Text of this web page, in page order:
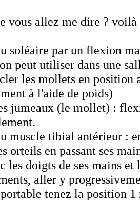
vous allez me dire ?
soléaire par un flexion
peut utiliser dans une
les mollets en position
à l'aide de poids)
jumeaux (le mollet) :
muscle tibial antérieur :
orteils en passant ses
les doigts de ses mains
aller y
tenez la position 1